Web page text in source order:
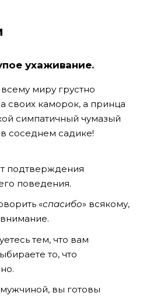
ухаживание.
миру грустно
своих каморок, а принца
симпатичный чумазый
соседнем садике!
подтверждения
поведения.
«спасибо» всякому,
тем, что вам
то, что
мужчиной, вы готовы